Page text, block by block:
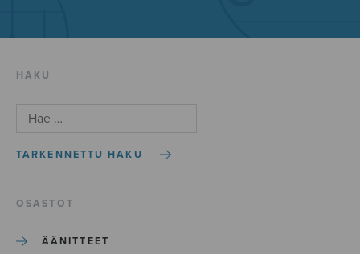
HAKU
TARKENNETTU HAKU
OSASTOT
ÄÄNITTEET